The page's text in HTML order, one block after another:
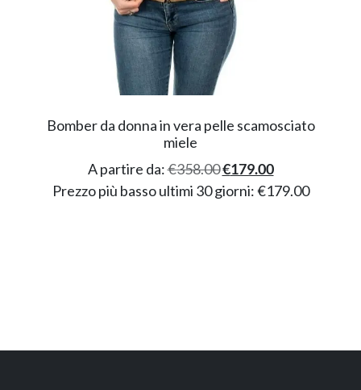
Bomber da donna in vera pelle scamosciato
miele
A partire da:€358.00€179.00
Prezzo più basso ultimi 30 giorni:€179.00